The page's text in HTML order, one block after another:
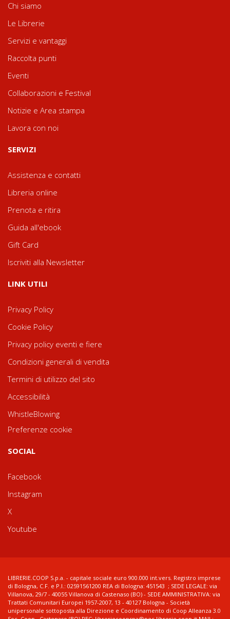
Chi siamo
Le Librerie
Servizi e vantaggi
Raccolta punti
Eventi
Collaborazioni e Festival
Notizie e Area stampa
Lavora con noi
SERVIZI
Assistenza e contatti
Libreria online
Prenota e ritira
Guida all'ebook
Gift Card
Iscriviti alla Newsletter
LINK UTILI
Privacy Policy
Cookie Policy
Privacy policy eventi e fiere
Condizioni generali di vendita
Termini di utilizzo del sito
Accessibilità
WhistleBlowing
Preferenze cookie
SOCIAL
Facebook
Instagram
X
Youtube
LIBRERIE.COOP S.p.a. - capitale sociale euro 900.000 int.vers. Registro imprese
di Bologna, C.F. e P.I.: 02591561200 REA di Bologna: 451543 ; SEDE LEGALE: via
Villanova, 29/7 - 40055 Villanova di Castenaso (BO) - SEDE AMMINISTRATIVA: via
Trattati Comunitari Europei 1957-2007, 13 - 40127 Bologna - Società
unipersonale sottoposta alla Direzione e Coordinamento di Coop Alleanza 3.0